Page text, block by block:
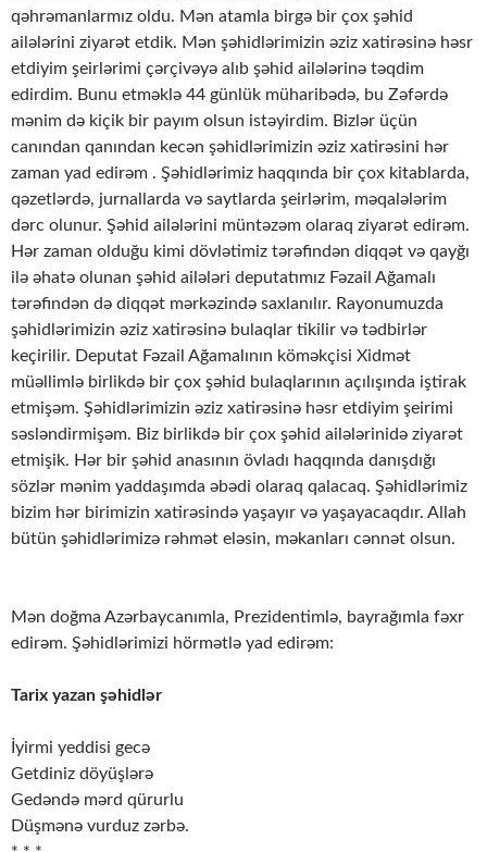
qəhrəmanlarmız oldu. Mən atamla birgə bir çox şəhid
ailələrini ziyarət etdik. Mən şəhidlərimizin əziz xatirəsinə həsr
etdiyim şeirlərimi çərçivəyə alıb şəhid ailələrinə təqdim
edirdim. Bunu etməklə 44 günlük müharibədə, bu Zəfərdə
mənim də kiçik bir payım olsun istəyirdim. Bizlər üçün
canından qanından kecən şəhidlərimizin əziz xatirəsini hər
zaman yad edirəm . Şəhidlərimiz haqqında bir çox kitablarda,
qəzetlərdə, jurnallarda və saytlarda şeirlərim, məqalələrim
dərc olunur. Şəhid ailələrini müntəzəm olaraq ziyarət edirəm.
Hər zaman olduğu kimi dövlətimiz tərəfindən diqqət və qayğı
ilə əhatə olunan şəhid ailələri deputatımız Fəzail Ağamalı
tərəfindən də diqqət mərkəzində saxlanılır. Rayonumuzda
şəhidlərimizin əziz xatirəsinə bulaqlar tikilir və tədbirlər
keçirilir. Deputat Fəzail Ağamalının köməkçisi Xidmət
müəllimlə birlikdə bir çox şəhid bulaqlarının açılışında iştirak
etmişəm. Şəhidlərimizin əziz xatirəsinə həsr etdiyim şeirimi
səsləndirmişəm. Biz birlikdə bir çox şəhid ailələrinidə ziyarət
etmişik. Hər bir şəhid anasının övladı haqqında danışdığı
sözlər mənim yaddaşımda əbədi olaraq qalacaq. Şəhidlərimiz
bizim hər birimizin xatirəsində yaşayır və yaşayacaqdır. Allah
bütün şəhidlərimizə rəhmət eləsin, məkanları cənnət olsun.
Mən doğma Azərbaycanımla, Prezidentimlə, bayrağımla fəxr
edirəm. Şəhidlərimizi hörmətlə yad edirəm:
Tarix yazan şəhidlər
İyirmi yeddisi gecə
Getdiniz döyüşlərə
Gedəndə mərd qürurlu
Düşmənə vurduz zərbə.